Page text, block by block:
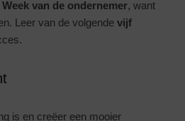
Week van de ondernemer, want
Leer van de volgende vijf
is en creëer een mooier